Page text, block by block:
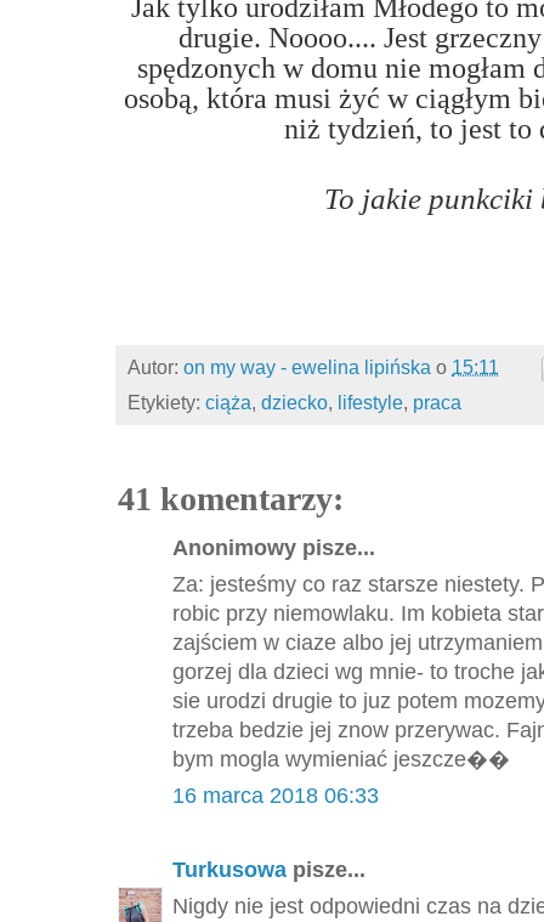
Jak tylko urodziłam Młodego to
drugie. Noooo.... Jest
spędzonych w domu nie mogłam
osobą, która musi żyć w ciągłym
niż tydzień, to jest to
To jakie punkciki
Autor: on my way - ewelina lipińska o 15:11
Etykiety: ciąża, dziecko, lifestyle, praca
41 komentarzy:
Anonimowy pisze...
Za: jesteśmy co raz starsze niestety.
robic przy niemowlaku. Im kobieta
zajściem w ciaze albo jej
gorzej dla dzieci wg mnie- to troche
sie urodzi drugie to juz potem
trzeba bedzie jej znow przerywac.
bym mogla wymieniać jeszcze��
16 marca 2018 06:33
Turkusowa pisze...
Nigdy nie jest odpowiedni czas na